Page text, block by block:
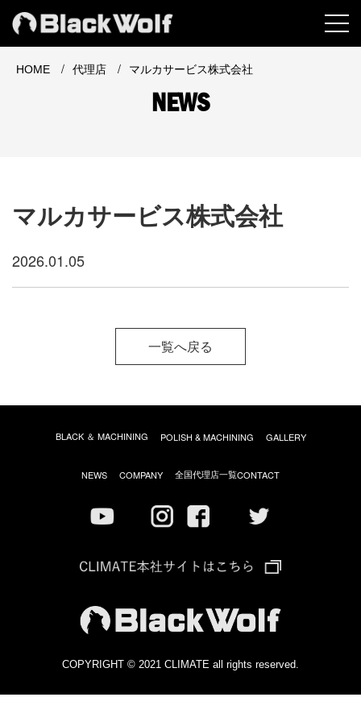
HOME / 代理店 / マルカサービス株式会社
NEWS
マルカサービス株式会社
2026.01.05
一覧へ戻る
BLACK ＆ MACHINING POLISH & MACHINING GALLERY
NEWS COMPANY 全国代理店一覧CONTACT
COPYRIGHT © 2021 CLIMATE all rights reserved.